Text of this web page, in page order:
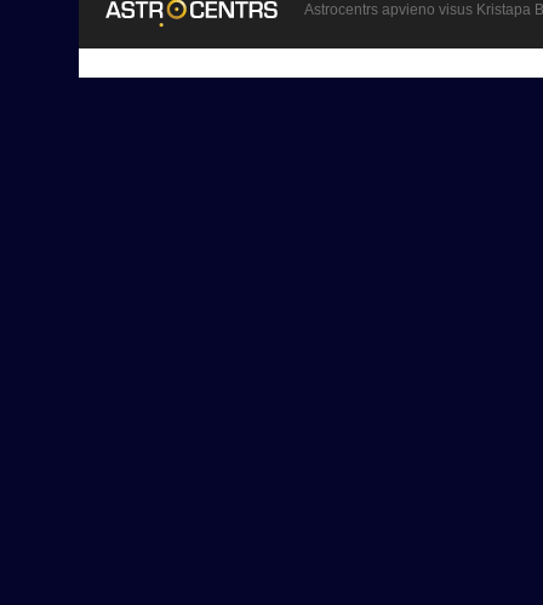
Astrocentrs apvieno visus Kristapa